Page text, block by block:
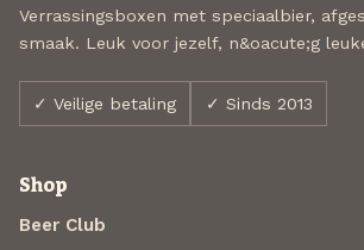
Verrassingsboxen met speciaalbier,
smaak. Leuk voor jezelf, n&oacute;g
✓ Veilige betaling ✓ Sinds 2013
Shop
Beer Club